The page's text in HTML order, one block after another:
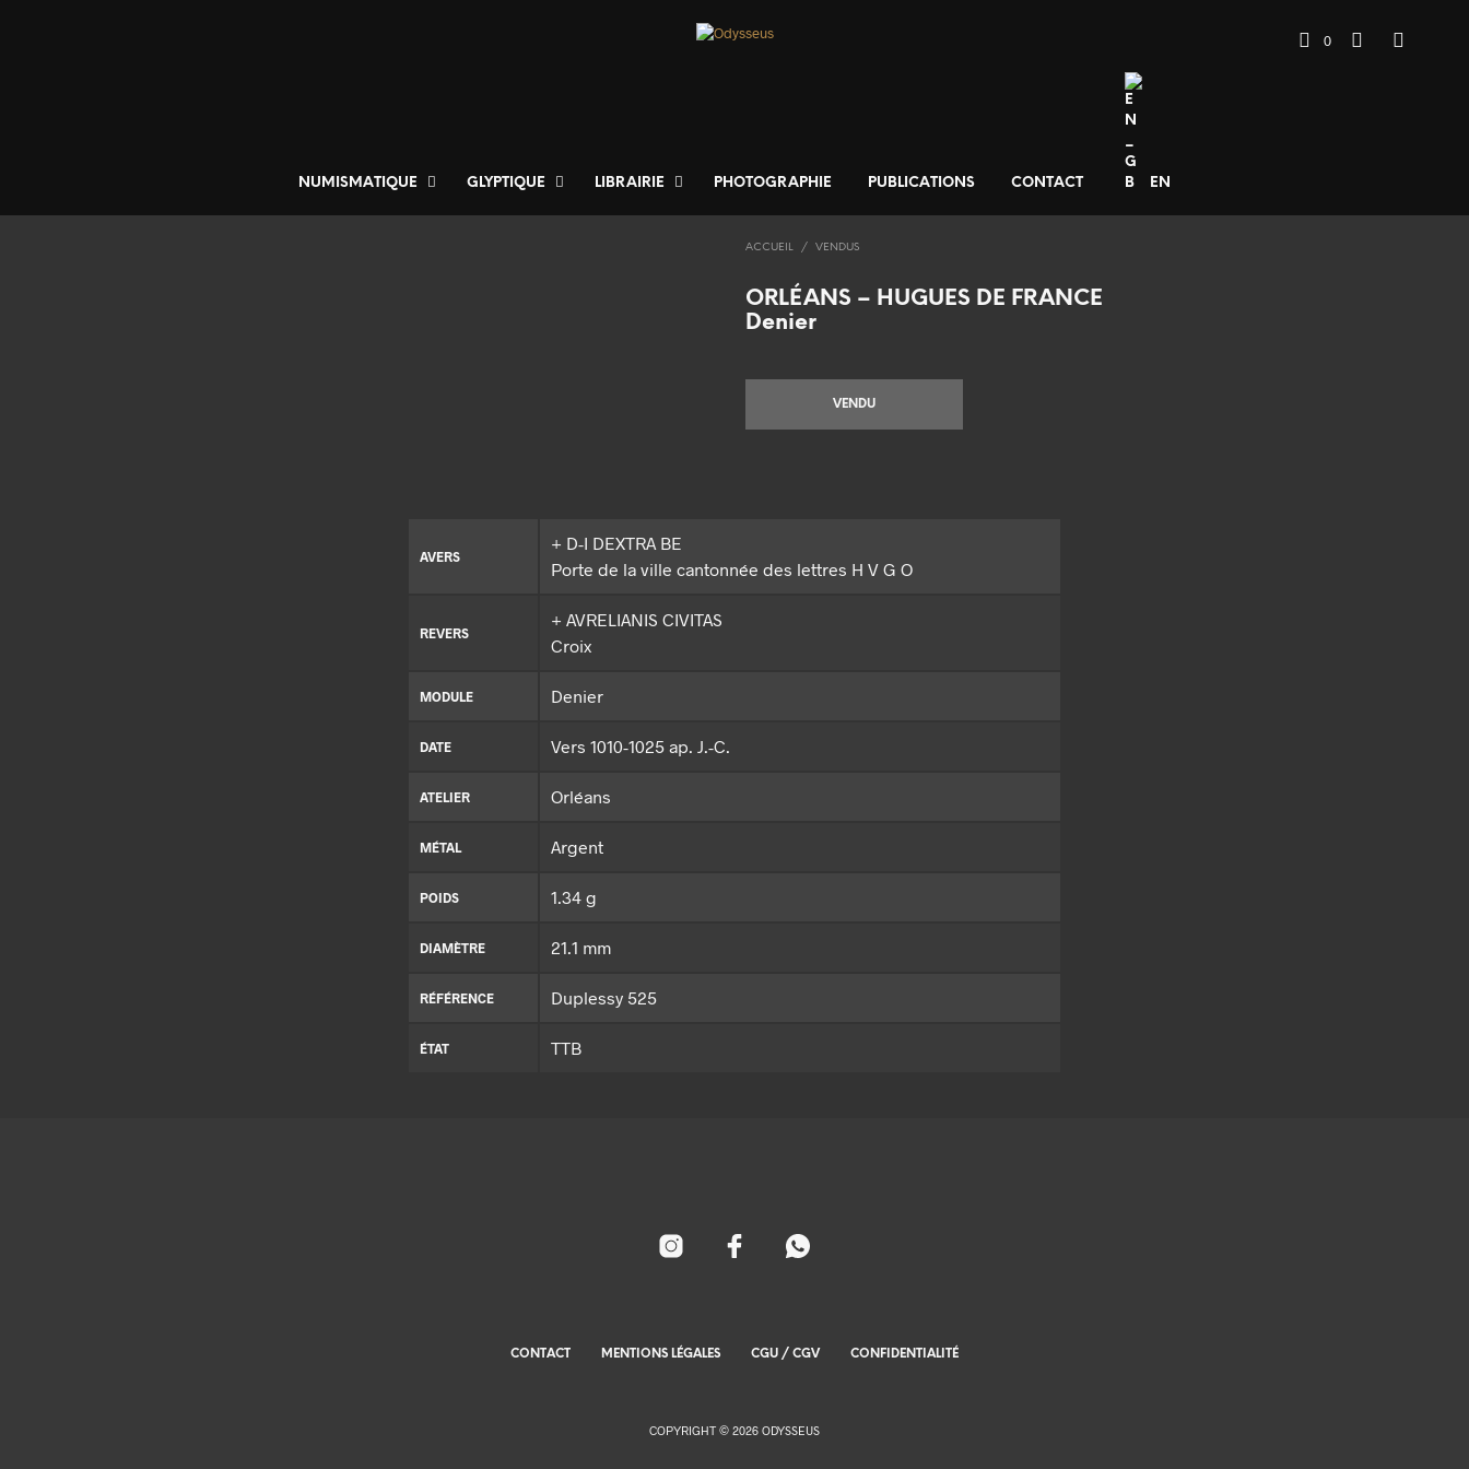
NUMISMATIQUE GLYPTIQUE LIBRAIRIE PHOTOGRAPHIE PUBLICATIONS CONTACT EN
0
ACCUEIL / VENDUS
ORLÉANS – HUGUES DE FRANCE
Denier
VENDU
AVERS
+ D-I DEXTRA BE
Porte de la ville cantonnée des lettres H V G O
REVERS
+ AVRELIANIS CIVITAS
Croix
MODULE Denier
DATE Vers 1010-1025 ap. J.-C.
ATELIER Orléans
MÉTAL Argent
POIDS 1.34 g
DIAMÈTRE 21.1 mm
RÉFÉRENCE Duplessy 525
ÉTAT TTB
CONTACT MENTIONS LÉGALES CGU / CGV CONFIDENTIALITÉ
COPYRIGHT © 2026 ODYSSEUS